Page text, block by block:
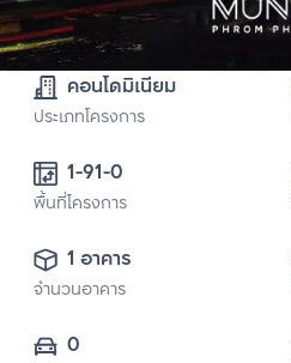
คอนโดมิเนียม
ประเภทโครงการ
1-91-0
พื้นที่โครงการ
1 อาคาร
จำนวนอาคาร
0